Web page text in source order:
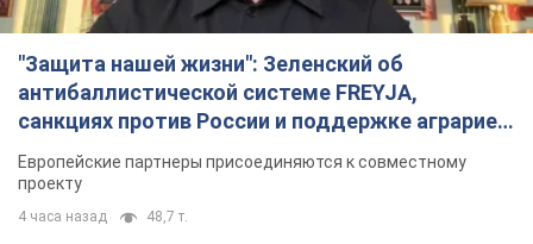
"Защита нашей жизни": Зеленский об
антибаллистической системе FREYJA,
санкциях против России и поддержке аграриев.
Видео
Европейские партнеры присоединяются к совместному
проекту
4 часа назад 48,7 т.